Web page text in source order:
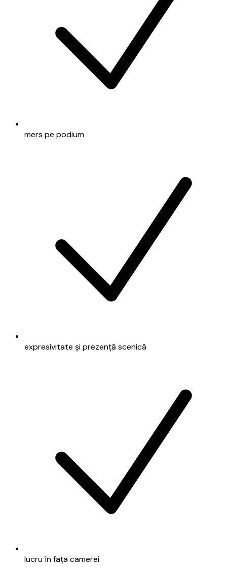
mers pe podium
expresivitate și prezență scenică
lucru în fața camerei